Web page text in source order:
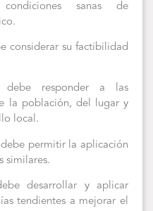
sanas de
considerar su factibilidad
debe responder a las
la población, del lugar y
local.
permitir la aplicación
similares.
desarrollar y aplicar
tendientes a mejorar el